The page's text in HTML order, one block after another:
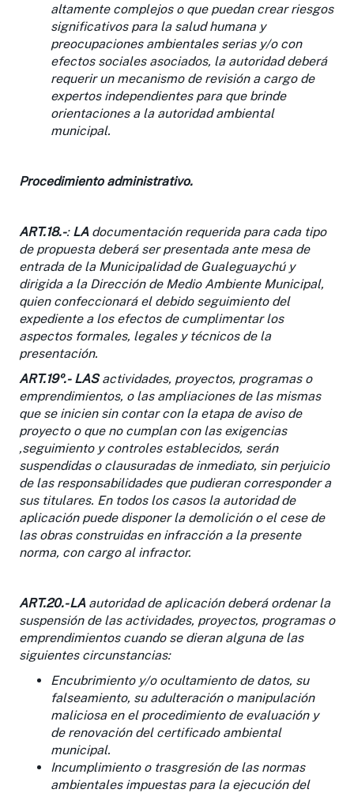
altamente complejos o que puedan crear riesgos
significativos para la salud humana y
preocupaciones ambientales serias y/o con
efectos sociales asociados, la autoridad deberá
requerir un mecanismo de revisión a cargo de
expertos independientes para que brinde
orientaciones a la autoridad ambiental
municipal.
Procedimiento administrativo.
ART.18.-: LA documentación requerida para cada tipo
de propuesta deberá ser presentada ante mesa de
entrada de la Municipalidad de Gualeguaychú y
dirigida a la Dirección de Medio Ambiente Municipal,
quien confeccionará el debido seguimiento del
expediente a los efectos de cumplimentar los
aspectos formales, legales y técnicos de la
presentación.
ART.19º.- LASactividades, proyectos, programas o
emprendimientos, o las ampliaciones de las mismas
que se inicien sin contar con la etapa de aviso de
proyecto o que no cumplan con las exigencias
,seguimiento y controles establecidos, serán
suspendidas o clausuradas de inmediato, sin perjuicio
de las responsabilidades que pudieran corresponder a
sus titulares. En todos los casos la autoridad de
aplicación puede disponer la demolición o el cese de
las obras construidas en infracción a la presente
norma, con cargo al infractor.
ART.20.-LA autoridad de aplicación deberá ordenar la
suspensión de las actividades, proyectos, programas o
emprendimientos cuando se dieran alguna de las
siguientes circunstancias:
Encubrimiento y/o ocultamiento de datos, su
falseamiento, su adulteración o manipulación
maliciosa en el procedimiento de evaluación y
de renovación del certificado ambiental
municipal.
Incumplimiento o trasgresión de las normas
ambientales impuestas para la ejecución del